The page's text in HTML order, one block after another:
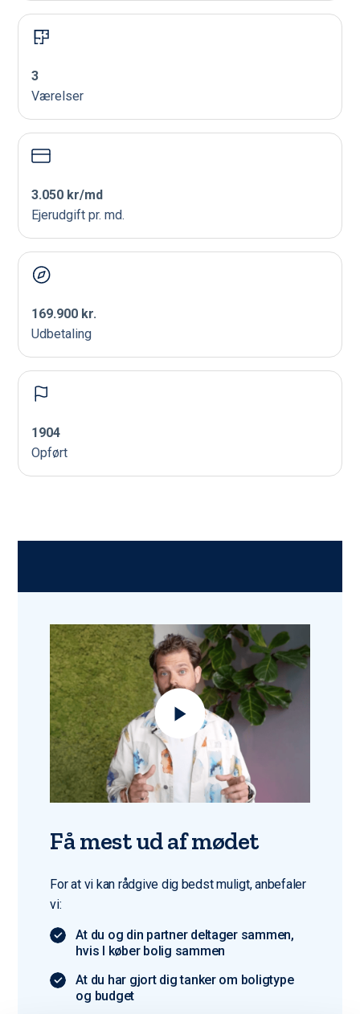
3
Værelser
3.050 kr/md
Ejerudgift pr. md.
169.900 kr.
Udbetaling
1904
Opført
Få mest ud af mødet
For at vi kan rådgive dig bedst muligt, anbefaler
vi:
At du og din partner deltager sammen,
hvis I køber bolig sammen
At du har gjort dig tanker om boligtype
og budget